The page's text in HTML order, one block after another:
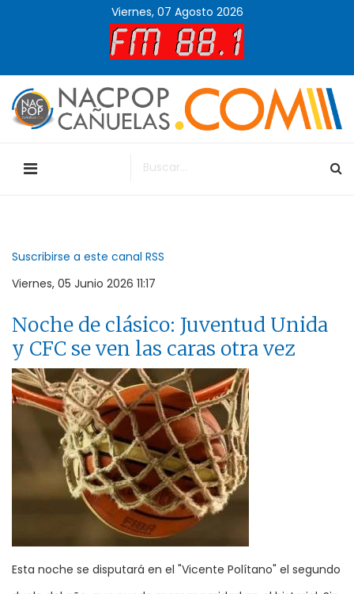
Viernes, 07 Agosto 2026
Suscribirse a este canal RSS
Viernes, 05 Junio 2026 11:17
Noche de clásico: Juventud Unida
y CFC se ven las caras otra vez
Esta noche se disputará en el "Vicente Polítano" el segundo